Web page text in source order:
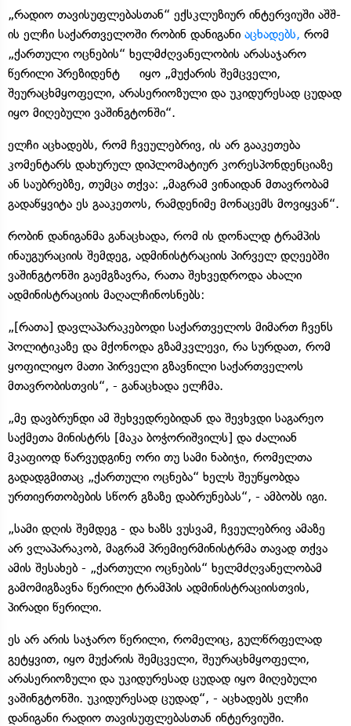
„რადიო თავისუფლებასთან“ ექსკლუზიურ ინტერვიუში აშშ-
ის ელჩი საქართველოში რობინ დანიგანი აცხადებს, რომ
„ქართული ოცნების“ ხელმძღვანელობის არასაჯარო
წერილი პრეზიდენტ იყო „მუქარის შემცველი,
შეურაცხმყოფელი, არასერიოზული და უკიდურესად ცუდად
იყო მიღებული ვაშინგტონში“.
ელჩი აცხადებს, რომ ჩვეულებრივ, ის არ გააკეთება
კომენტარს დახურულ დიპლომატიურ კორესპონდენციაზე
ან საუბრებზე, თუმცა თქვა: „მაგრამ ვინაიდან მთავრობამ
გადაწყვიტა ეს გააკეთოს, რამდენიმე მონაცემს მოვიყვან“.
რობინ დანიგანმა განაცხადა, რომ ის დონალდ ტრამპის
ინაუგურაციის შემდეგ, ადმინისტრაციის პირველ დღეებში
ვაშინგტონში გაემგზავრა, რათა შეხვედროდა ახალი
ადმინისტრაციის მაღალჩინოსნებს:
„[რათა] დავლაპარაკებოდი საქართველოს მიმართ ჩვენს
პოლიტიკაზე და მქონოდა გზამკვლევი, რა სურდათ, რომ
ყოფილიყო მათი პირველი გზავნილი საქართველოს
მთავრობისთვის“, - განაცხადა ელჩმა.
„მე დავბრუნდი ამ შეხვედრებიდან და შევხვდი საგარეო
საქმეთა მინისტრს [მაკა ბოჭორიშვილს] და ძალიან
მკაფიოდ წარვუდგინე ორი თუ სამი ნაბიჯი, რომელთა
გადადგმითაც „ქართული ოცნება“ ხელს შეუწყობდა
ურთიერთობების სწორ გზაზე დაბრუნებას“, - ამბობს იგი.
„სამი დღის შემდეგ - და ხაზს ვუსვამ, ჩვეულებრივ ამაზე
არ ვლაპარაკობ, მაგრამ პრემიერმინისტრმა თავად თქვა
ამის შესახებ - „ქართული ოცნების“ ხელმძღვანელობამ
გამომიგზავნა წერილი ტრამპის ადმინისტრაციისთვის,
პირადი წერილი.
ეს არ არის საჯარო წერილი, რომელიც, გულწრფელად
გეტყვით, იყო მუქარის შემცველი, შეურაცხმყოფელი,
არასერიოზული და უკიდურესად ცუდად იყო მიღებული
ვაშინგტონში. უკიდურესად ცუდად“, - აცხადებს ელჩი
დანიგანი რადიო თავისუფლებასთან ინტერვიუში.